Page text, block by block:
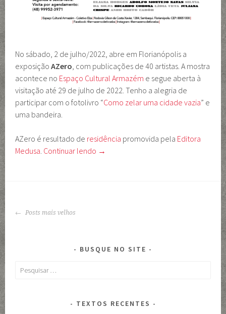
No sábado, 2 de julho/2022, abre em Florianópolis a
exposiçãoAZero , com publicações de 40 artistas. A mostra
acontece no Espaço Cultural Armazém e segue aberta à
visitação até 29 de julho de 2022. Tenho a alegria de
participar com o fotolivro “Como zelar uma cidade vazia” e
uma bandeira.
AZero é resultado de residência promovida pela Editora
Medusa Continuar lendo →
NAVEGAÇÃO
Posts mais velhos
BUSQUE NO SITE
Pesquisar
TEXTOS RECENTES